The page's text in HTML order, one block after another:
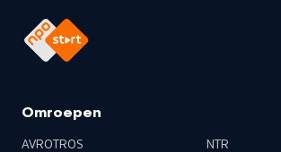
Omroepen
AVROTROS NTR